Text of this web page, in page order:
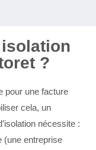
?
pour une facture
cela, un
nécessite :
(une entreprise